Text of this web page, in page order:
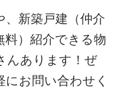
、新築戸建（仲介
料）紹介できる物
んあります！ぜ
にお問い合わせく